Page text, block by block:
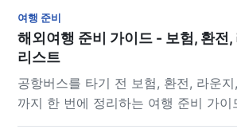
여행 준비
해외여행 준비 가이드 - 보험, 환전,
리스트
공항버스를 타기 전 보험, 환전, 라운
까지 한 번에 정리하는 여행 준비 가이